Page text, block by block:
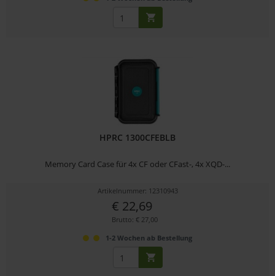
HPRC 1300CFEBLB
Memory Card Case für 4x CF oder CFast-, 4x XQD-...
Artikelnummer: 12310943
€ 22,69
Brutto: € 27,00
1-2 Wochen ab Bestellung